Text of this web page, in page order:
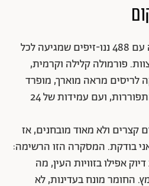
"מברשת זעירה עם 488 ננו-זיפים שמגיעה לכל
פורמולה קלילה וקרמית,
לריסים מראה מוארך, מופרד
ומורם – בלי גושים, בלי התפוררות, ועם עמידות של 24
קצרים ולא מאוד מובחנים, אז
בודקת. המסקרה הזו הרשימה:
אפילו בזוויות העין, מה
החומר מונח בעדינות, לא